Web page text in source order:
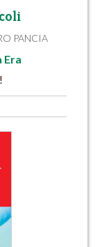
PANCIA
Era